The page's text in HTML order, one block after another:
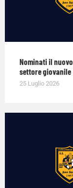
Nominati il
settore giovanile
25 Luglio 2026